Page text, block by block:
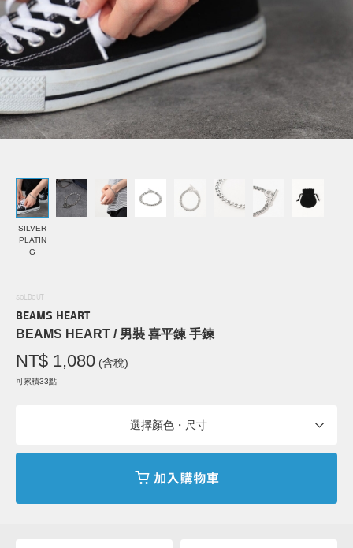
SILVER
PLATIN
G
SOLDOUT
BEAMS HEART
BEAMS HEART / 男裝 喜平鍊 手鍊
NT$ 1,080 (含稅)
可累積33點
選擇顏色・尺寸